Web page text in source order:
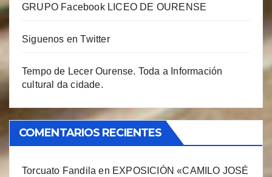
GRUPO Facebook LICEO DE OURENSE
Siguenos en Twitter
Tempo de Lecer Ourense. Toda a Información
cultural da cidade.
COMENTARIOS RECIENTES
Torcuato Fandila en EXPOSICIÓN «CAMILO JOSÉ